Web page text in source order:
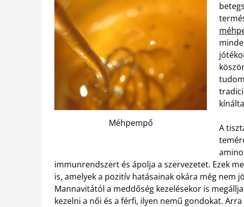
Méhpempő
A
immunrendszert és ápolja a szervezetet. Ezek
is, amelyek a pozitív hatásainak okára még nem
Mannavitától a meddőség kezelésekor is
kezelni a női és a férfi, ilyen nemű gondokat.